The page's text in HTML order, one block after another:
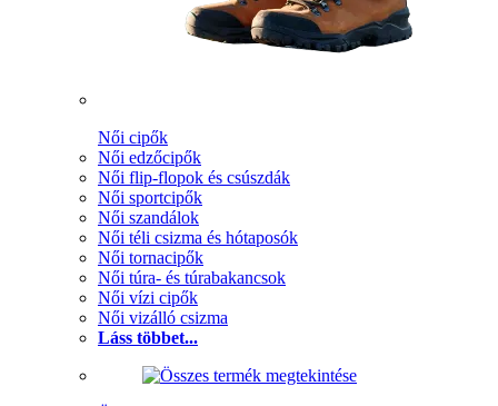
Női cipők
Női edzőcipők
Női flip-flopok és csúszdák
Női sportcipők
Női szandálok
Női téli csizma és hótaposók
Női tornacipők
Női túra- és túrabakancsok
Női vízi cipők
Női vizálló csizma
Láss többet...